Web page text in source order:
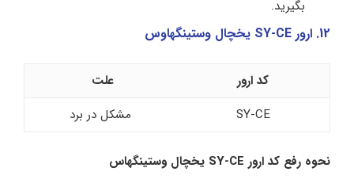
بگیرید.
12. ارور SY-CE یخچال وستینگهاوس
کد ارور
علت
SY-CE
مشکل در برد
نحوه رفع کد ارور SY-CE یخچال وستینگهاس